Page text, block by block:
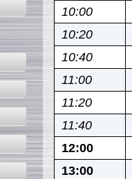
10:00
10:20
10:40
11:00
11:20
11:40
12:00
13:00